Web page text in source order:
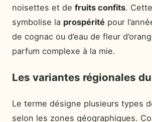
noisettes et de fruits confits.
symbolise la prospérité pour
de cognac ou d’eau de fleur
parfum complexe à la mie.
Les variantes régionales
Le terme désigne plusieurs types
selon les zones géographiques.